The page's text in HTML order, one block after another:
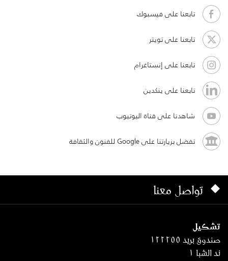
تابعنا على فيسبوك
تابعنا على تويتر
تابعنا على إنستاغرام
تابعنا على ينكدين
شاهدنا على قناة اليوتيوب
تفضل بزيارتنا على Google للفنون والثقافة
تواصل معنا
تشكيل
صندوق بريد ١٢٢٢٥٥
ند الشبا ١